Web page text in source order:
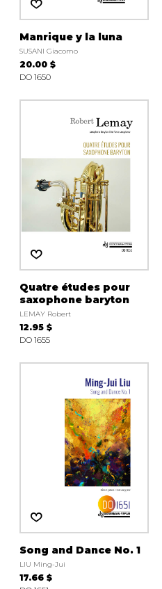
Manrique y la luna
SUSANI Giacomo
20.00 $
DO 1650
Quatre études pour
saxophone baryton
LEMAY Robert
12.95 $
DO 1655
Song and Dance No. 1
LIU Ming-Jui
17.66 $